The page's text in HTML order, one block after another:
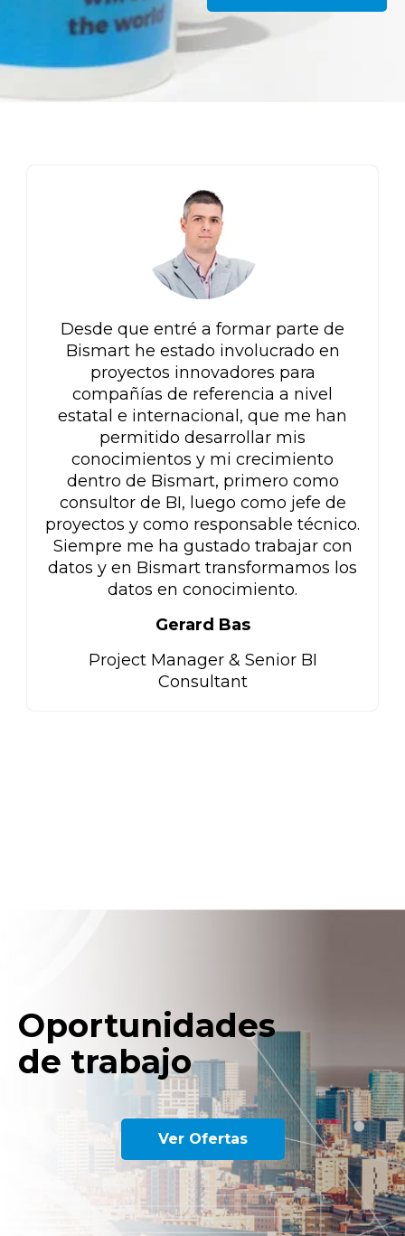
Desde que entré a formar parte de
Bismart he estado involucrado en
proyectos innovadores para
compañías de referencia a nivel
estatal e internacional, que me han
permitido desarrollar mis
conocimientos y mi crecimiento
dentro de Bismart, primero como
consultor de BI, luego como jefe de
proyectos y como responsable técnico.
Siempre me ha gustado trabajar con
datos y en Bismart transformamos los
datos en conocimiento.
Gerard Bas
Project Manager & Senior BI
Consultant
Oportunidades
de trabajo
Ver Ofertas